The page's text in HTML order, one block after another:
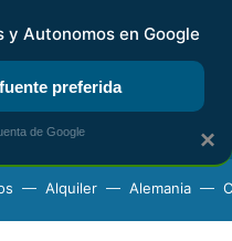
KIT DIGITAL RENTA
Alquiler Alemania
×
y Autonomos en Google
preferida
de Google